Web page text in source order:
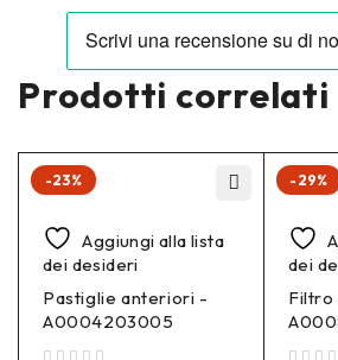
Prodotti correlati
-23%
Aggiungi alla lista
dei desideri
Pastiglie anteriori -
A0004203005
-29%
dei
Filtro